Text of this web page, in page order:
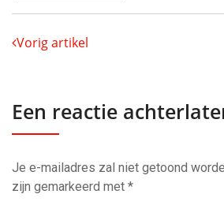
Vorig artikel
Een reactie
Je e-mailadres zal niet getoond
zijn gemarkeerd met *